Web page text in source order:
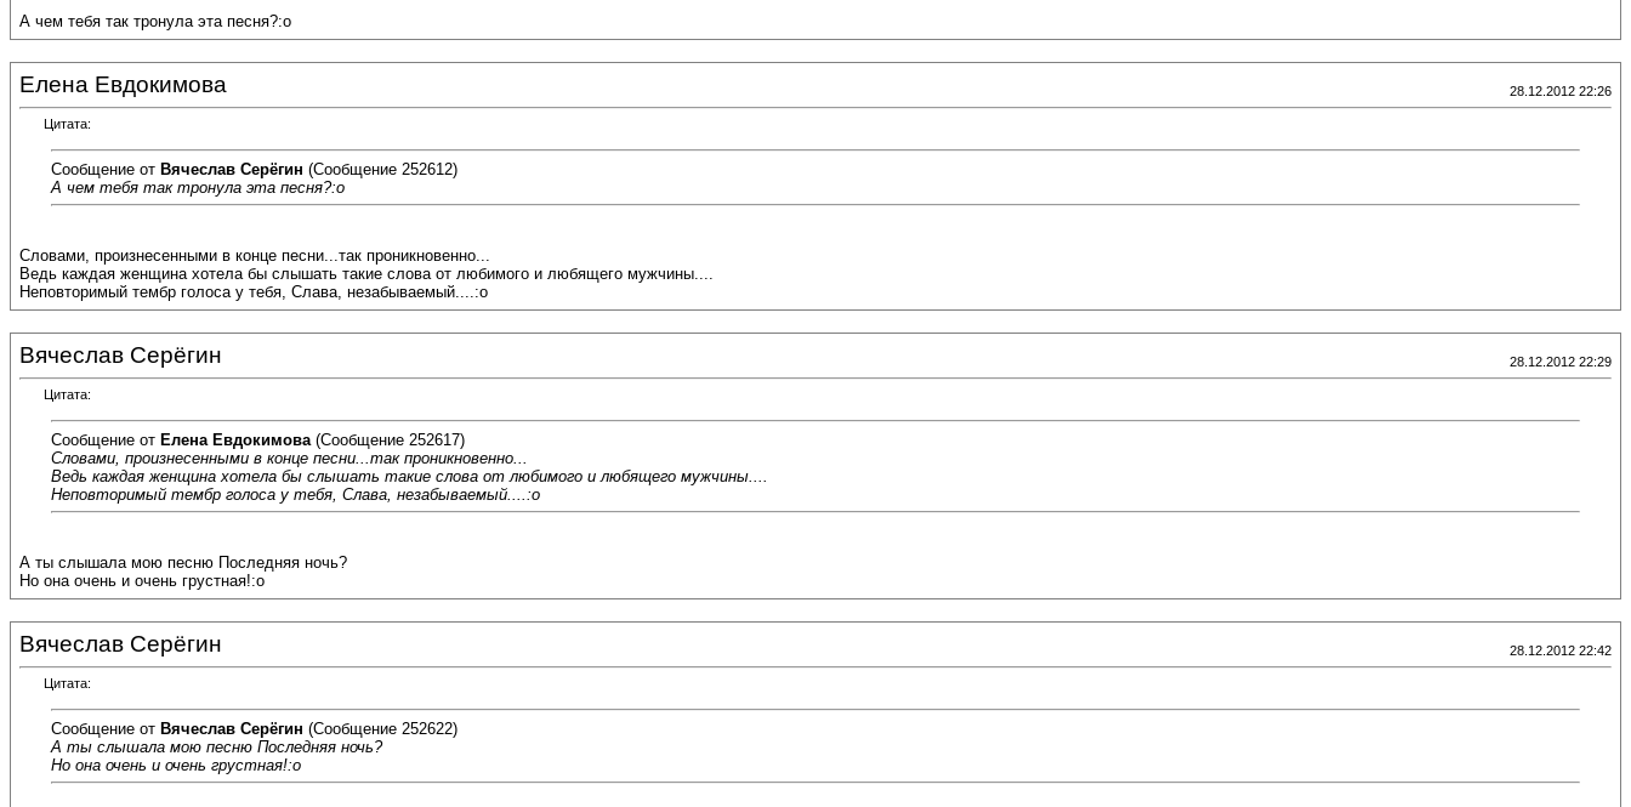
А чем тебя так тронула эта песня?:o
Елена Евдокимова 28.12.2012 22:26
Цитата:
Сообщение от Вячеслав Серёгин (Сообщение 252612)
А чем тебя так тронула эта песня?:o
Словами, произнесенными в конце песни...так проникновенно...
Ведь каждая женщина хотела бы слышать такие слова от любимого и любящего мужчины....
Неповторимый тембр голоса у тебя, Слава, незабываемый....:o
Вячеслав Серёгин 28.12.2012 22:29
Цитата:
Сообщение от Елена Евдокимова (Сообщение 252617)
Словами, произнесенными в конце песни...так проникновенно...
Ведь каждая женщина хотела бы слышать такие слова от любимого и любящего мужчины....
Неповторимый тембр голоса у тебя, Слава, незабываемый....:o
А ты слышала мою песню Последняя ночь?
Но она очень и очень грустная!:o
Вячеслав Серёгин 28.12.2012 22:42
Цитата:
Сообщение от Вячеслав Серёгин (Сообщение 252622)
А ты слышала мою песню Последняя ночь?
Но она очень и очень грустная!:o